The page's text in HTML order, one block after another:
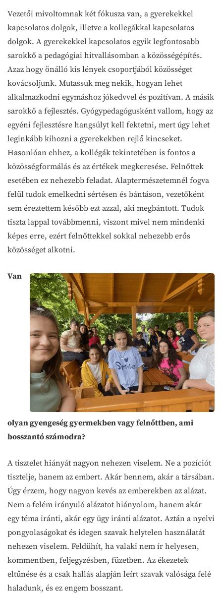
Vezetői mivoltomnak két fókusza van, a gyerekekkel
kapcsolatos dolgok, illetve a kollegákkal kapcsolatos
dolgok. A gyerekekkel kapcsolatos egyik legfontosabb
sarokkő a pedagógiai hitvallásomban a közösségépítés.
Azaz hogy önálló kis lények csoportjából közösséget
kovácsoljunk. Mutassuk meg nekik, hogyan lehet
alkalmazkodni egymáshoz jókedvvel és pozitívan. A másik
sarokkő a fejlesztés. Gyógypedagógusként vallom, hogy az
egyéni fejlesztésre hangsúlyt kell fektetni, mert úgy lehet
leginkább kihozni a gyerekekben rejlő kincseket.
Hasonlóan ehhez, a kollégák tekintetében is fontos a
közösségformálás és az értékek megkeresése. Felnőttek
esetében ez nehezebb feladat. Alaptermészetemnél fogva
felül tudok emelkedni sértésen és bántáson, vezetőként
sem éreztettem később ezt azzal, aki megbántott. Tudok
tiszta lappal továbbmenni, viszont mivel nem mindenki
képes erre, ezért felnőttekkel sokkal nehezebb erős
közösséget alkotni.
Van
olyan gyengeség gyermekben vagy felnőttben, ami
bosszantó számodra?
A tisztelet hiányát nagyon nehezen viselem. Ne a pozíciót
tisztelje, hanem az embert. Akár bennem, akár a társában.
Úgy érzem, hogy nagyon kevés az emberekben az alázat.
Nem a felém irányuló alázatot hiányolom, hanem akár
egy téma iránti, akár egy ügy iránti alázatot. Aztán a nyelvi
pongyolaságokat és idegen szavak helytelen használatát
nehezen viselem. Feldühít, ha valaki nem ír helyesen,
kommentben, feljegyzésben, füzetben. Az ékezetek
eltűnése és a csak hallás alapján leírt szavak valósága felé
haladunk, és ez engem bosszant.